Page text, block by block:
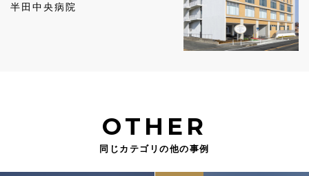
半田中央病院
OTHER
同じカテゴリの他の事例